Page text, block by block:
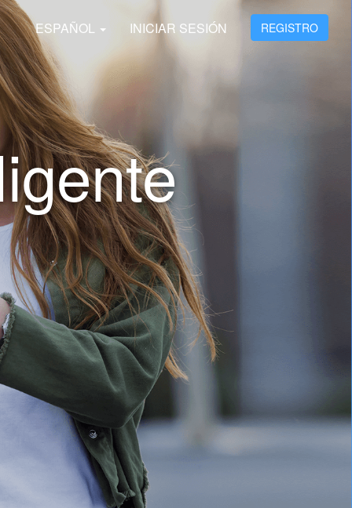
ESPAÑOL INICIAR SESIÓN REGISTRO